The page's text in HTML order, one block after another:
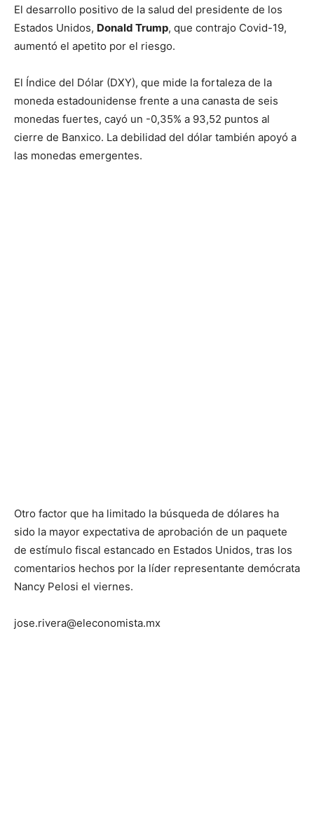
El desarrollo positivo de la salud del presidente de los
Estados Unidos, Donald Trump, que contrajo Covid-19,
aumentó el apetito por el riesgo.
El Índice del Dólar (DXY), que mide la fortaleza de la
moneda estadounidense frente a una canasta de seis
monedas fuertes, cayó un -0,35% a 93,52 puntos al
cierre de Banxico. La debilidad del dólar también apoyó a
las monedas emergentes.
Otro factor que ha limitado la búsqueda de dólares ha
sido la mayor expectativa de aprobación de un paquete
de estímulo fiscal estancado en Estados Unidos, tras los
comentarios hechos por la líder representante demócrata
Nancy Pelosi el viernes.
jose.rivera@eleconomista.mx